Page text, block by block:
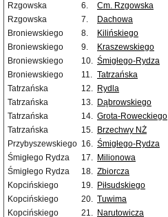
Rzgowska
6. Cm. Rzgowska
Rzgowska
7. Dachowa
Broniewskiego
8. Kilińskiego
Broniewskiego
9. Kraszewskiego
Broniewskiego
10. Śmigłego-Rydza
Broniewskiego
11. Tatrzańska
Tatrzańska
12. Rydla
Tatrzańska
13. Dąbrowskiego
Tatrzańska
14. Grota-Roweckiego
Tatrzańska
15. Brzechwy NŻ
Przybyszewskiego 16. Śmigłego-Rydza
Śmigłego Rydza
17. Milionowa
Śmigłego Rydza
18. Zbiorcza
Kopcińskiego
19. Piłsudskiego
Kopcińskiego
20. Tuwima
Kopcińskiego
21. Narutowicza